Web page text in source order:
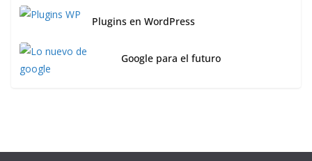
Plugins en WordPress
Google para el futuro